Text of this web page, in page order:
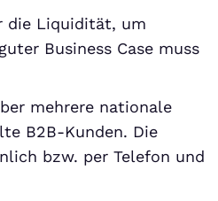
die Liquidität, um
Business Case muss
mehrere nationale
B2B-Kunden. Die
bzw. per Telefon und